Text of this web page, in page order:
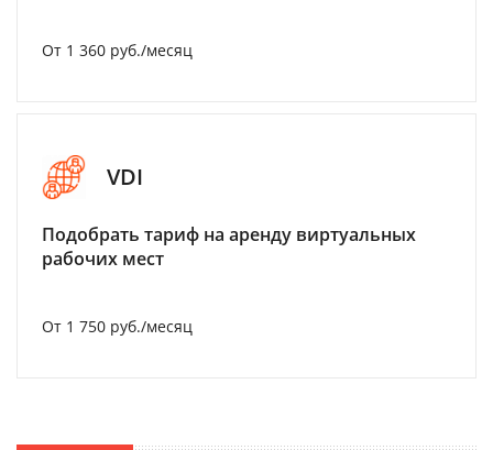
От 1 360 руб./месяц
VDI
Подобрать тариф на аренду виртуальных
рабочих мест
От 1 750 руб./месяц